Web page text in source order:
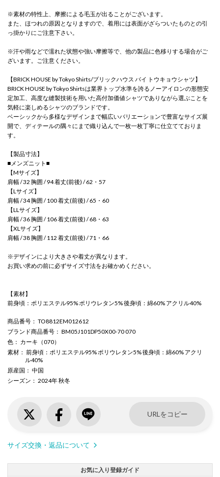
※素材の特性上、摩擦による毛玉が出ることがございます。
また、ほつれの原因となりますので、着用には表面がざらついたものとの引
っ掛かりにご注意下さい。
※汗や雨などで濡れた状態や強い摩擦等で、他の製品に色移りする場合がご
ざいます。ご注意ください。
【BRICK HOUSE by Tokyo Shirts/ブリックハウス バイ トウキョウシャツ】
BRICK HOUSE by Tokyo Shirtsは業界トップ水準を誇るノーアイロンの形態安
定加工、高度な縫製技術を用いた高付加価値シャツでありながら選ぶことを
気軽に楽しめるシャツのブランドです。
ベーシックから多様なデザインまで幅広いバリエーションで豊富なサイズ展
開で、ディテールの隅々にまで織り込んで一枚一枚丁寧に仕立てておりま
す。
【製品寸法】
■メンズニット■
【Mサイズ】
肩幅 / 32 胸囲 / 94 着丈(前後) / 62・57
【Lサイズ】
肩幅 / 34 胸囲 / 100 着丈(前後) / 65・60
【LLサイズ】
肩幅 / 36 胸囲 / 106 着丈(前後) / 68・63
【XLサイズ】
肩幅 / 38 胸囲 / 112 着丈(前後) / 71・66
※デザインにより大きさや着丈が異なります。
お買い求めの前に必ずサイズ寸法をお確かめください。
【素材】
前身頃：ポリエステル95% ポリウレタン5% 後身頃：綿60% アクリル40%
商品番号 ： TO8812EM012612
ブランド商品番号 ： BM05J101DP50X00-70 070
色 ： カーキ（070）
素材 ： 前身頃：ポリエステル95% ポリウレタン5% 後身頃：綿60% アクリ
ル40%
原産国 ： 中国
シーズン ： 2024年 秋冬
URLをコピー
サイズ交換・返品について
お気に入り登録ガイド